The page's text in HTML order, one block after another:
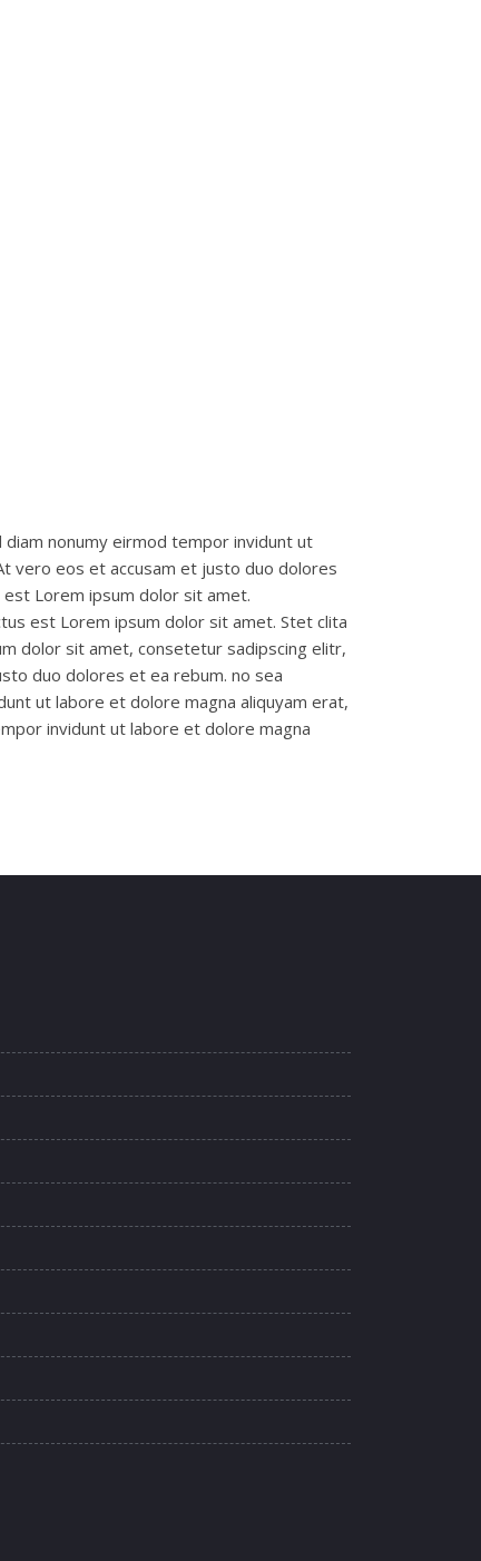
nonumy eirmod tempor invidunt ut
vero eos et accusam et justo duo dolores
Lorem ipsum dolor sit amet.
est Lorem ipsum dolor sit amet. Stet clita
dolor sit amet, consetetur sadipscing elitr,
duo dolores et ea rebum. no sea
ut labore et dolore magna aliquyam erat,
invidunt ut labore et dolore magna